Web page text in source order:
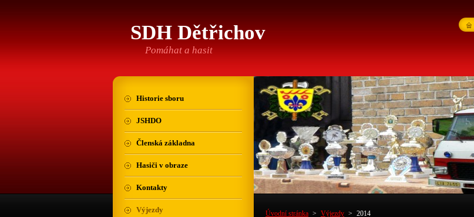
SDH Dětřichov
Pomáhat a hasit
Úvodní stránka > Výjezdy > 2014
Historie sboru
JSHDO
Členská základna
Hasiči v obraze
Kontakty
Výjezdy